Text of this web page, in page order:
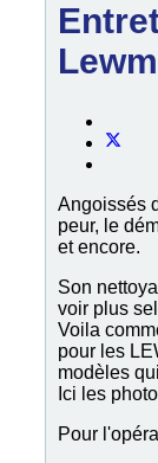
Angoissés
peur, le
et encore.
Son
voir plus
Voila
pour les
modèles
Ici les
Pour